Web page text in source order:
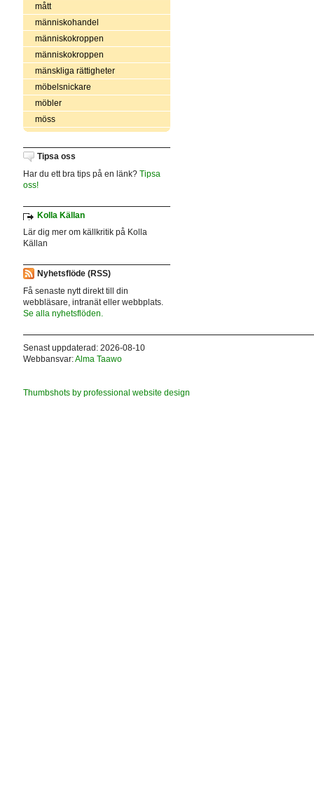
mått
människohandel
människokroppen
människokroppen
mänskliga rättigheter
möbelsnickare
möbler
möss
Tipsa oss
Har du ett bra tips på en länk? Tipsa
oss!
Kolla Källan
Lär dig mer om källkritik på Kolla
Källan
Nyhetsflöde (RSS)
Få senaste nytt direkt till din
webbläsare, intranät eller webbplats.
Se alla nyhetsflöden.
Senast uppdaterad: 2026-08-10
Webbansvar:Alma Taawo
Thumbshots by professional website design